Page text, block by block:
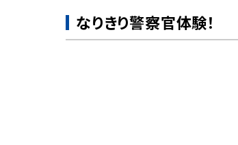
なりきり警察官体験！